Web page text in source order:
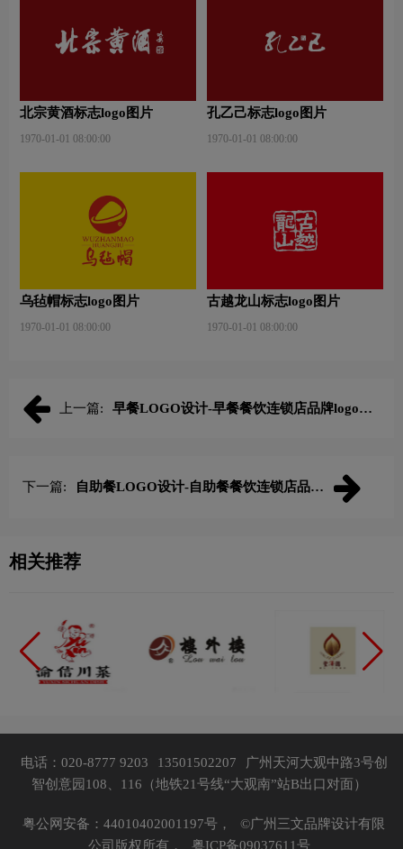
北宗黄酒标志logo图片
1970-01-01 08:00:00
孔乙己标志logo图片
1970-01-01 08:00:00
乌毡帽标志logo图片
1970-01-01 08:00:00
古越龙山标志logo图片
1970-01-01 08:00:00
上一篇:
早餐LOGO设计-早餐餐饮连锁店品牌logo设
下一篇:
自助餐LOGO设计-自助餐餐饮连锁店品牌
相关推荐
电话：020-8777 9203 13501502207
广州天河大观中路3号创
智创意园108、116（地铁21号线“大观南”站B出口对面）
粤公网安备：44010402001197号，
©广州三文品牌设计有限
公司版权所有，
粤ICP备09037611号